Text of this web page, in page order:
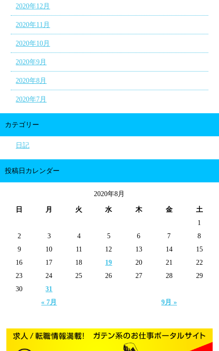
2020年12月
2020年11月
2020年10月
2020年9月
2020年8月
2020年7月
カテゴリー
日記
投稿日カレンダー
2020年8月
日 月 火 水 木 金 土
« 7月 9月 »
1
2
3 4 5 6 7
8
9
10 11 12 13 14
15
16
17 18 19 20 21
22
23
24 25 26 27 28
29
30
31